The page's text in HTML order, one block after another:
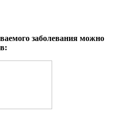
заболевания можно